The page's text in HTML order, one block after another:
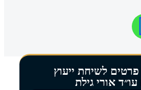
לשיחת ייעוץ
אורי גילת